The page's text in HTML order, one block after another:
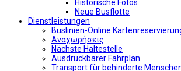
Historische Fotos
Neue Busflotte
Dienstleistungen
Buslinien-Online
Αναχωρήσεις
Nächste Haltestelle
Αusdruckbarer Fahrplan
Transport für behinderte